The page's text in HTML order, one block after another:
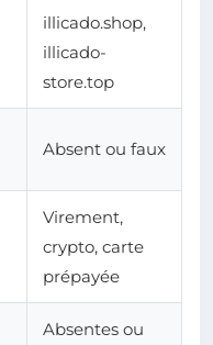
illicado.shop,
illicado-
store.top
Absent ou faux
Virement,
crypto, carte
prépayée
Absentes ou